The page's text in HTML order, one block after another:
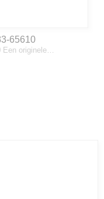
65610
Een originele…